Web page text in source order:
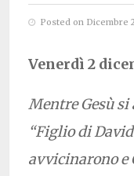
Posted on Dicembre
Venerdì 2
Mentre Gesù
“Figlio di
avvicinarono e